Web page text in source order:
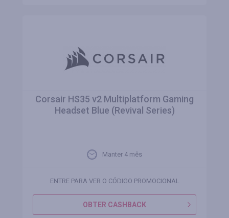
Corsair HS35 v2 Multiplatform Gaming
Headset Blue (Revival Series)
Manter 4 mês
ENTRE PARA VER O CÓDIGO PROMOCIONAL
OBTER CASHBACK